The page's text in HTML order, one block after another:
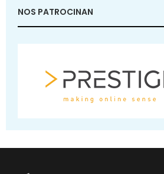
NOS PATROCINAN